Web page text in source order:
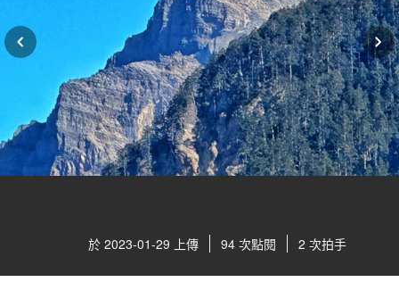
於 2023-01-29 上傳 94 次點閱 2 次拍手